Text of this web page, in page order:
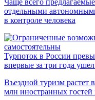
Чаще всего
отдельными
в контроле человека
Турпоток в России
впервые за три года
Въездной туризм растет
млн иностранных гостей